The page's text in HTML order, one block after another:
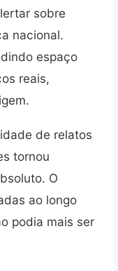
sobre
nacional.
espaço
reais,
de relatos
tornou
O
ao longo
podia mais ser